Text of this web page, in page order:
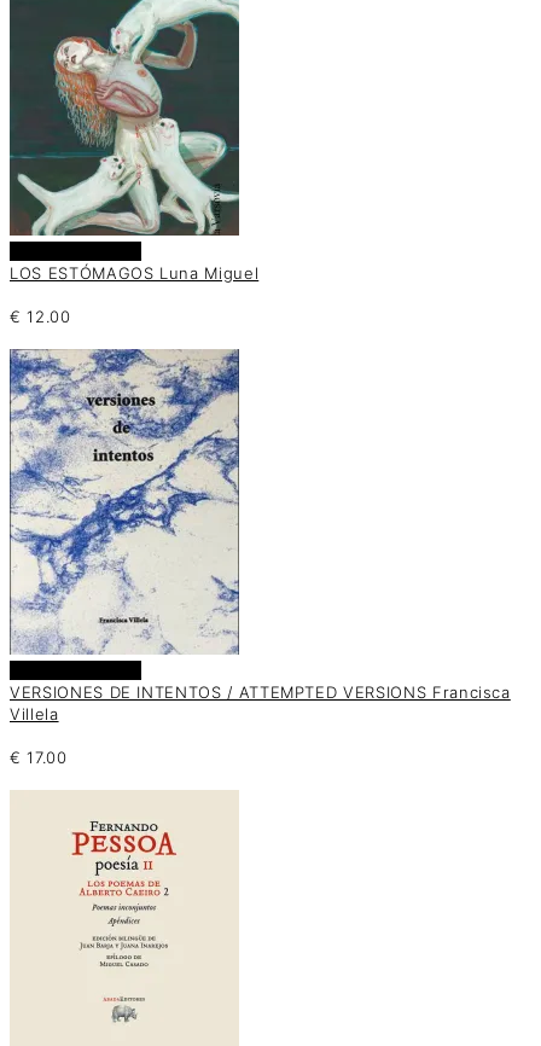
LOS ESTÓMAGOS Luna Miguel
€ 12.00
VERSIONES DE INTENTOS / ATTEMPTED VERSIONS Francisca
Villela
€ 17.00